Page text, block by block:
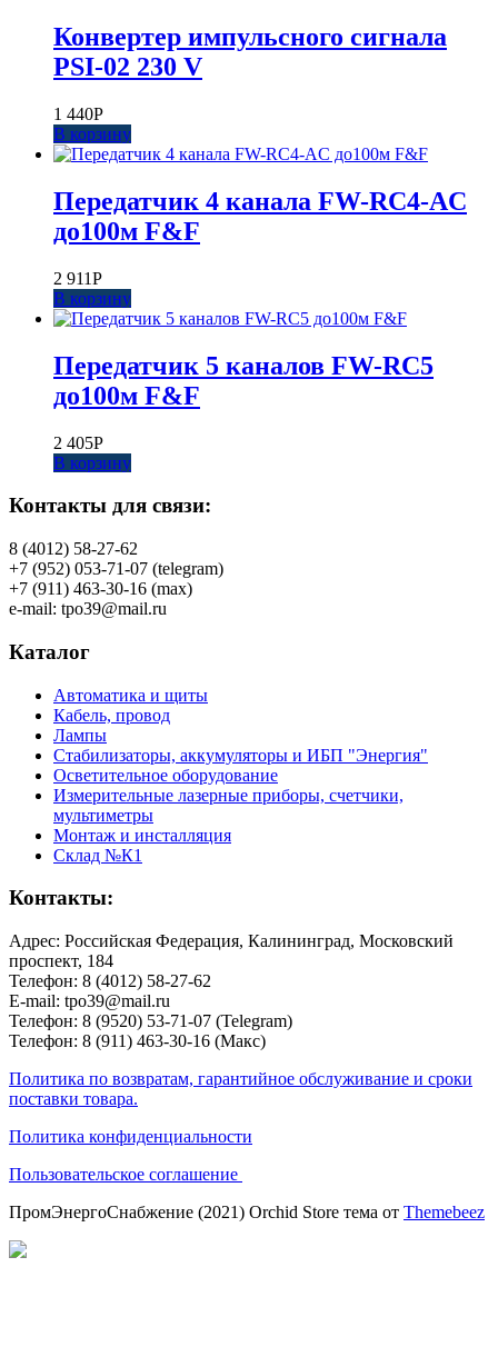
Конвертер импульсного сигнала
PSI-02 230 V
1 440Р
В корзину
Передатчик 4 канала FW-RC4-AC
до100м F&F
2 911Р
В корзину
Передатчик 5 каналов FW-RC5
до100м F&F
2 405Р
В корзину
Контакты для связи:
8 (4012) 58-27-62
+7 (952) 053-71-07 (telegram)
+7 (911) 463-30-16 (max)
e-mail: tpo39@mail.ru
Каталог
Автоматика и щиты
Кабель, провод
Лампы
Стабилизаторы, аккумуляторы и ИБП "Энергия"
Осветительное оборудование
Измерительные лазерные приборы, счетчики,
мультиметры
Монтаж и инсталляция
Склад №К1
Контакты:
Адрес: Российская Федерация, Калининград, Московский
проспект, 184
Телефон: 8 (4012) 58-27-62
E-mail: tpo39@mail.ru
Телефон: 8 (9520) 53-71-07 (Telegram)
Телефон: 8 (911) 463-30-16 (Макс)
Политика по возвратам, гарантийное обслуживание и сроки
поставки товара.
Политика конфиденциальности
Пользовательское соглашение
ПромЭнергоСнабжение (2021) Orchid Store тема от Themebeez